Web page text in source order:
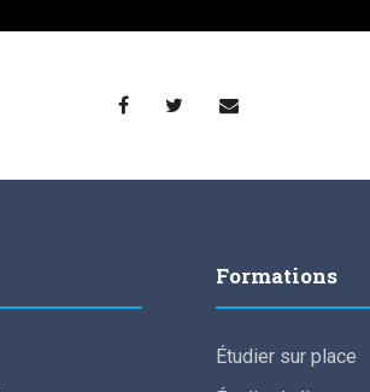
Formations
Étudier sur place